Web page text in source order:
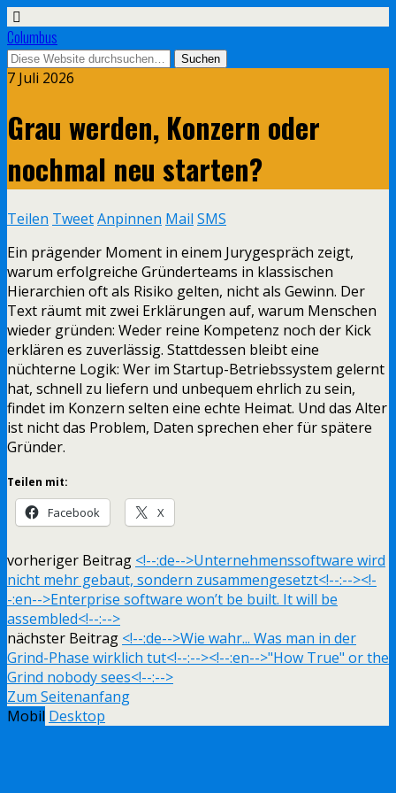
Columbus
7 Juli 2026
Grau werden, Konzern oder
nochmal neu starten?
Teilen TweetAnpinnen Mail SMS
Ein prägender Moment in einem Jurygespräch zeigt,
warum erfolgreiche Gründerteams in klassischen
Hierarchien oft als Risiko gelten, nicht als Gewinn. Der
Text räumt mit zwei Erklärungen auf, warum Menschen
wieder gründen: Weder reine Kompetenz noch der Kick
erklären es zuverlässig. Stattdessen bleibt eine
nüchterne Logik: Wer im Startup-Betriebssystem gelernt
hat, schnell zu liefern und unbequem ehrlich zu sein,
findet im Konzern selten eine echte Heimat. Und das Alter
ist nicht das Problem, Daten sprechen eher für spätere
Gründer.
Teilen mit:
Facebook X
vorheriger Beitrag <!--:de-->Unternehmenssoftware wird
nicht mehr gebaut, sondern zusammengesetzt<!--:--><!-
-:en-->Enterprise software won’t be built. It will be
assembled<!--:-->
nächster Beitrag <!--:de-->Wie wahr... Was man in der
Grind-Phase wirklich tut<!--:--><!--:en-->"How True" or the
Grind nobody sees<!--:-->
Zum Seitenanfang
Mobil Desktop